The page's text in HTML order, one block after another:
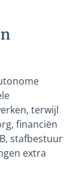
terwijl
financiën
stafbestuur
extra